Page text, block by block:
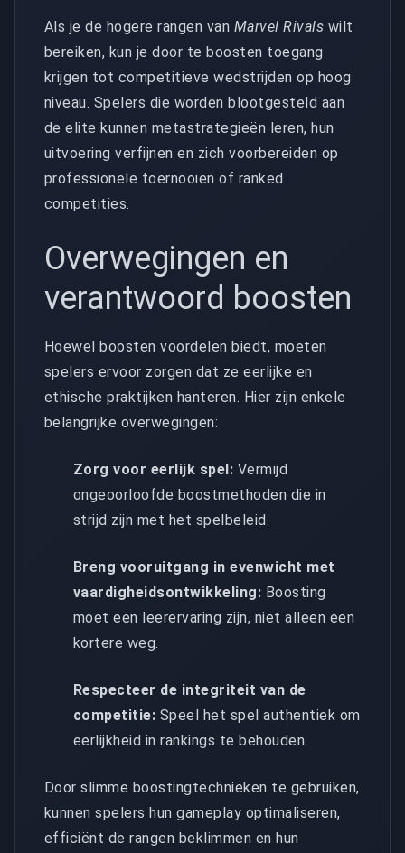
Als je de hogere rangen van Marvel Rivals wilt
bereiken, kun je door te boosten toegang
krijgen tot competitieve wedstrijden op hoog
niveau. Spelers die worden blootgesteld aan
de elite kunnen metastrategieën leren, hun
uitvoering verfijnen en zich voorbereiden op
professionele toernooien of ranked
competities.
Overwegingen en
verantwoord boosten
Hoewel boosten voordelen biedt, moeten
spelers ervoor zorgen dat ze eerlijke en
ethische praktijken hanteren. Hier zijn enkele
belangrijke overwegingen:
Zorg voor eerlijk spel: Vermijd
ongeoorloofde boostmethoden die in
strijd zijn met het spelbeleid.
Breng vooruitgang in evenwicht met
vaardigheidsontwikkeling: Boosting
moet een leerervaring zijn, niet alleen een
kortere weg.
Respecteer de integriteit van de
competitie: Speel het spel authentiek om
eerlijkheid in rankings te behouden.
Door slimme boostingtechnieken te gebruiken,
kunnen spelers hun gameplay optimaliseren,
efficiënt de rangen beklimmen en hun